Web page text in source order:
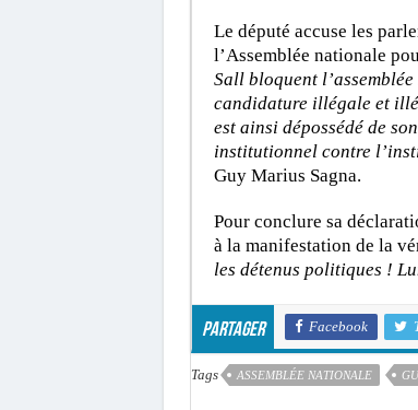
Le député accuse les
l’Assemblée nationale
Sall bloquent
candidature illégale et
est ainsi dépossédé de
institutionnel contre
Guy Marius Sagna.
Pour conclure sa
à la manifestation de la
les détenus politiques !
Partager Facebook
Tags ASSEMBLÉE NATIONALE